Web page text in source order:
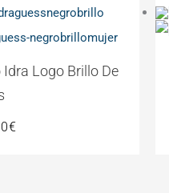
Idra Logo Brillo De
€